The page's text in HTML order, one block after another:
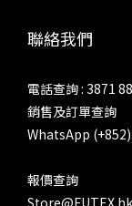
聯絡我們
電話查詢 : 3871
銷售及訂單查詢
WhatsApp
報價查詢
Store@FUTEX.hk